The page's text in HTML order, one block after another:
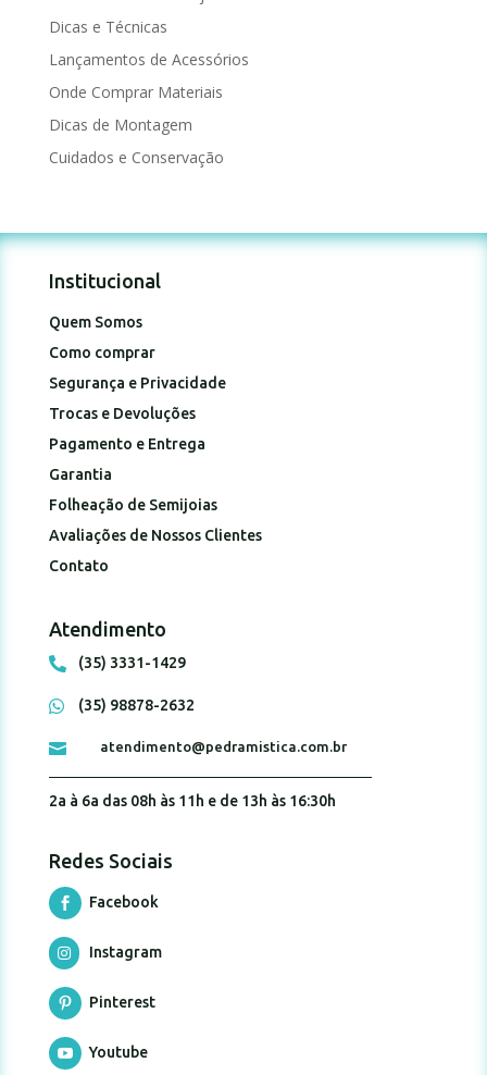
Dicas e Técnicas
Lançamentos de Acessórios
Onde Comprar Materiais
Dicas de Montagem
Cuidados e Conservação
Institucional
Quem Somos
Como comprar
Segurança e Privacidade
Trocas e Devoluções
Pagamento e Entrega
Garantia
Folheação de Semijoias
Avaliações de Nossos Clientes
Contato
Atendimento
 (35) 3331-1429
 (35) 98878-2632
 atendimento@pedramistica.com.br
2a à 6a das 08h às 11h e de 13h às 16:30h
Redes Sociais
 Facebook
 Instagram
 Pinterest
 Youtube